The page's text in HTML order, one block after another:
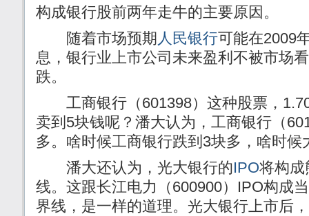
构成银行股前两年走牛的主要原因。
随着市场预期人民银行可能在2009
息，银行业上市公司未来盈利不被市场
跌。
工商银行（601398）这种股票，
卖到5块钱呢？潘大认为，工商银行（
多。啥时候工商银行跌到3块多，啥时候
潘大还认为，光大银行的IPO将构成
线。这跟长江电力（600900）IPO构成
界线，是一样的道理。光大银行上市后